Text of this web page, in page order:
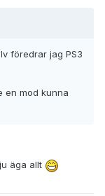
föredrar jag PS3
en mod kunna
äga allt